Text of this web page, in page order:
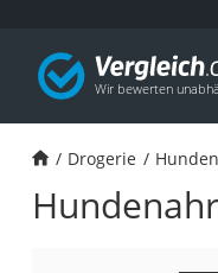
Drogerie